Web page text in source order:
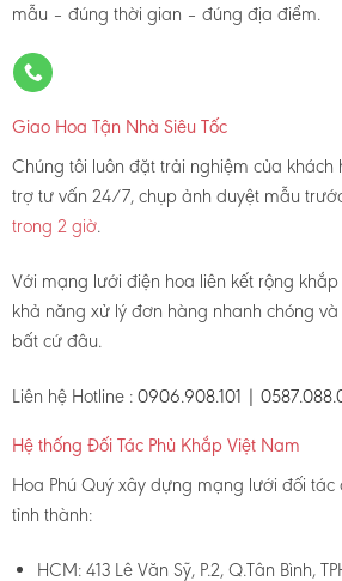
mẫu – đúng thời gian – đúng địa điểm.
Giao Hoa Tận Nhà Siêu Tốc
Chúng tôi luôn đặt trải nghiệm của khách
trợ tư vấn 24/7, chụp ảnh duyệt mẫu
trong 2 giờ.
Với mạng lưới điện hoa liên kết rộng
khả năng xử lý đơn hàng nhanh chóng
bất cứ đâu.
Liên hệ Hotline : 0906.908.101 |
Hệ thống Đối Tác Phủ Khắp Việt Nam
Hoa Phú Quý xây dựng mạng lưới đối
tỉnh thành:
HCM: 413 Lê Văn Sỹ, P.2, Q.Tân Bình,